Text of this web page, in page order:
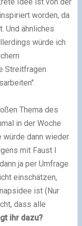
inspiriert worden, da
Und ähnliches
würde ich
Streitfragen
Thema des
in der Woche
würde dann wieder
mit Faust I
ja per Umfrage
einschätzen,
ist (Nur
dass alle
ihr dazu?